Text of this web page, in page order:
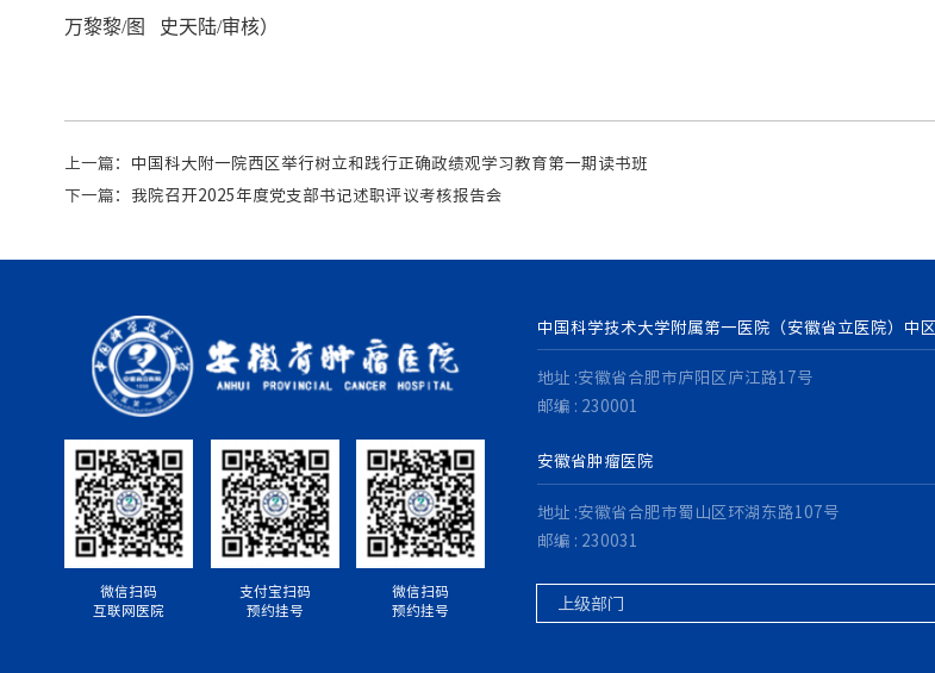
万黎黎/图 史天陆/审核）
上一篇： 中国科大附一院西区举行树立和践行正确政绩观学习教育第一期读书班
下一篇： 我院召开2025年度党支部书记述职评议考核报告会
微信扫码
互联网医院
支付宝扫码
预约挂号
微信扫码
预约挂号
中国科学技术大学附属第一医院（安徽省立医院）中区
地址 :安徽省合肥市庐阳区庐江路17号
邮编 : 230001
安徽省肿瘤医院
地址 :安徽省合肥市蜀山区环湖东路107号
邮编 : 230031